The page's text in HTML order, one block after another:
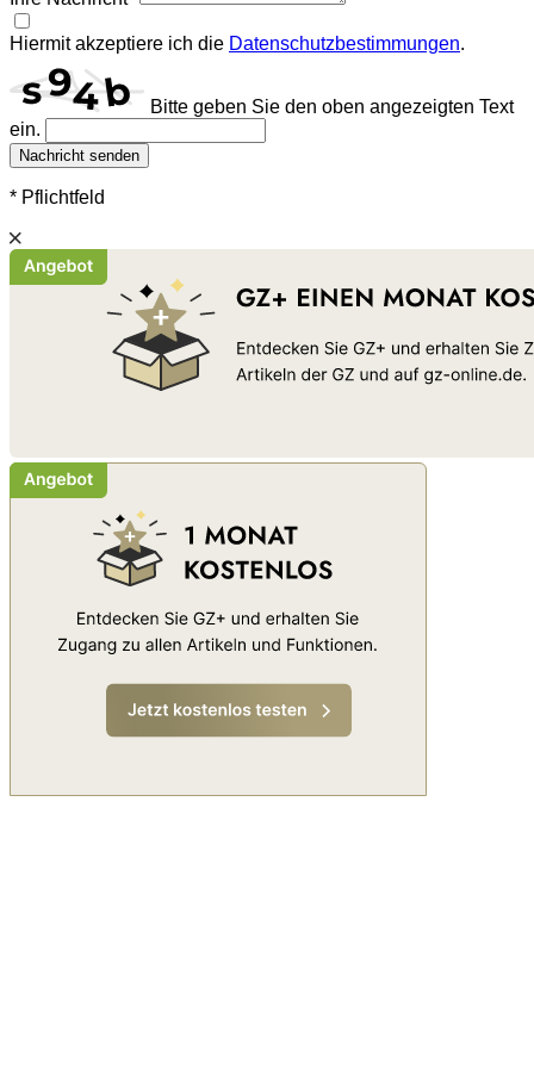
Hiermit akzeptiere ich die Datenschutzbestimmungen.
Bitte geben Sie den oben angezeigten Text
ein.
Nachricht senden
* Pflichtfeld
Schließen